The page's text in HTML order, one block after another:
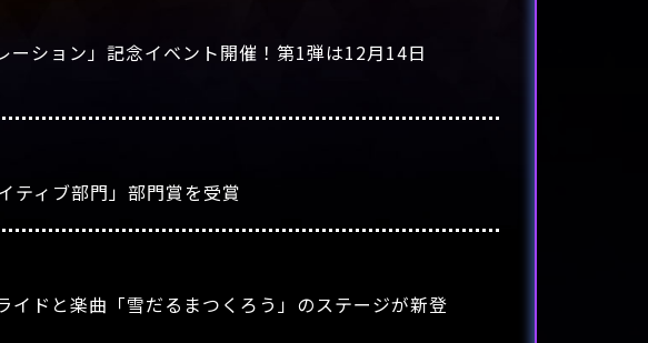
ーション」記念イベント開催！第1弾は12月14日
ティブ部門」部門賞を受賞
イドと楽曲「雪だるまつくろう」のステージが新登